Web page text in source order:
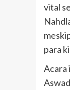
vital
para
Acara